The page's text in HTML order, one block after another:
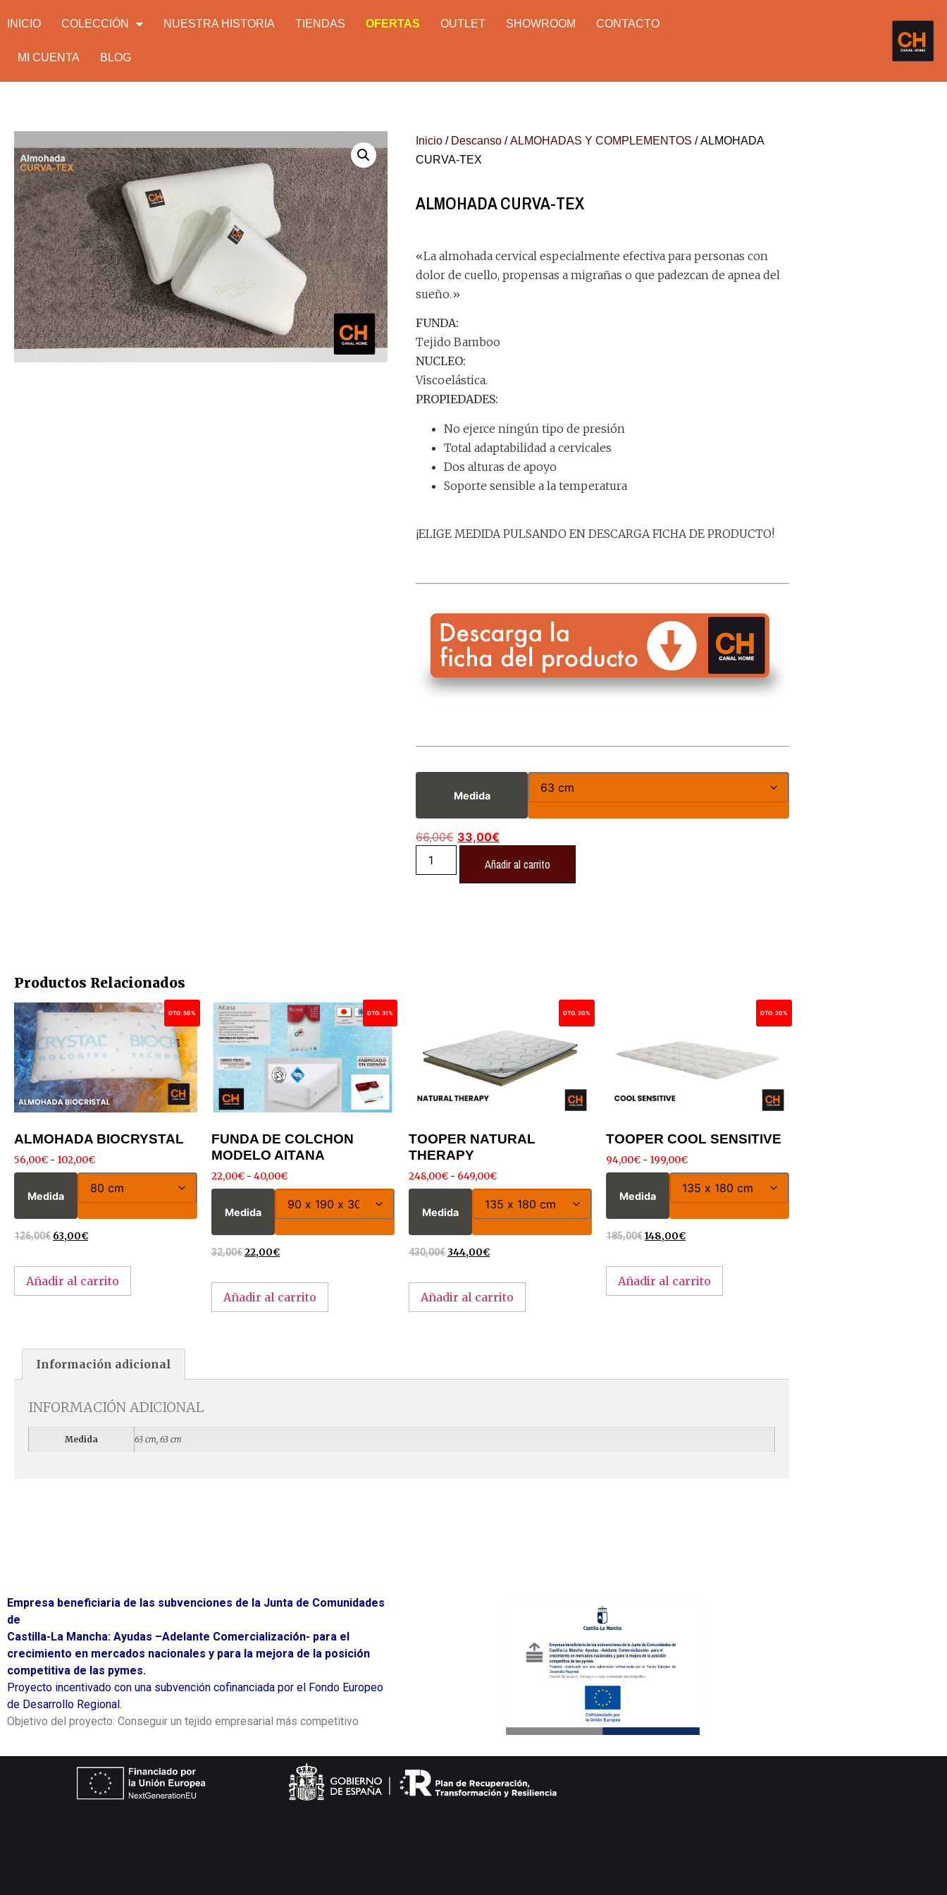
INICIO COLECCIÓN NUESTRA HISTORIA TIENDAS OFERTAS OUTLET SHOWROOM CONTACTO
MI CUENTA BLOG
Inicio / Descanso /ALMOHADAS Y COMPLEMENTOS / ALMOHADA
CURVA-TEX
ALMOHADA CURVA-TEX
«La almohada cervical especialmente efectiva para personas con
dolor de cuello, propensas a migrañas o que padezcan de apnea del
sueño.»
FUNDA:
Tejido Bamboo
NUCLEO:
Viscoelástica.
PROPIEDADES:
No ejerce ningún tipo de presión
Total adaptabilidad a cervicales
Dos alturas de apoyo
Soporte sensible a la temperatura
¡ELIGE MEDIDA PULSANDO EN DESCARGA FICHA DE PRODUCTO!
Medida
66,00€ 33,00€
Añadir al carrito
Productos Relacionados
DTO. 50%
ALMOHADA BIOCRYSTAL
56,00€ - 102,00€
Medida
126,00€ 63,00€
Añadir al carrito
DTO. 31%
FUNDA DE COLCHON
MODELO AITANA
22,00€ - 40,00€
Medida
32,00€22,00€
Añadir al carrito
DTO. 20%
TOOPER NATURAL
THERAPY
248,00€ - 649,00€
Medida
430,00€ 344,00€
Añadir al carrito
DTO. 20%
TOOPER COOL SENSITIVE
94,00€ - 199,00€
Medida
185,00€148,00€
Añadir al carrito
Información adicional
INFORMACIÓN ADICIONAL
Medida 63 cm, 63 cm
Empresa beneficiaria de las subvenciones de la Junta de Comunidades
de
Castilla-La Mancha: Ayudas –Adelante Comercialización- para el
crecimiento en mercados nacionales y para la mejora de la posición
competitiva de las pymes.
Proyecto incentivado con una subvención cofinanciada por el Fondo Europeo
de Desarrollo Regional.
Objetivo del proyecto: Conseguir un tejido empresarial más competitivo